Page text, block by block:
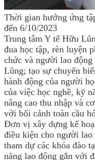
Thời gian hưởng ứng
đến 6/10/2023
Trung tâm Y tế Hữu
đua học tập, rèn luyện
chức và người lao
Lũng; tạo sự chuyển
hành động của người
của việc học nghề, kỹ
nâng cao thu nhập và
với bối cảnh toàn cầu
Đơn vị xây dựng kế
điều kiện cho người lao
tham dự các khóa đào
năng lao động gắn với